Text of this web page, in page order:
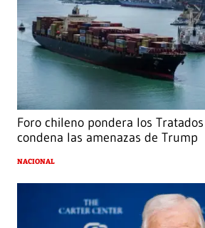
Foro chileno pondera los
condena las amenazas de Trump
NACIONAL